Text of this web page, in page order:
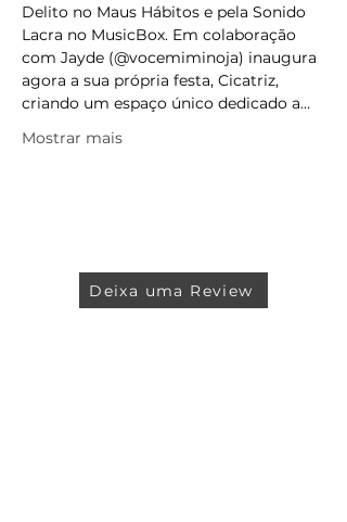
Delito no Maus Hábitos e pela Sonido
Lacra no MusicBox. Em colaboração
com Jayde (@vocemiminoja) inaugura
agora a sua própria festa, Cicatriz,
criando um espaço único dedicado a…
Mostrar mais
Deixa uma Review